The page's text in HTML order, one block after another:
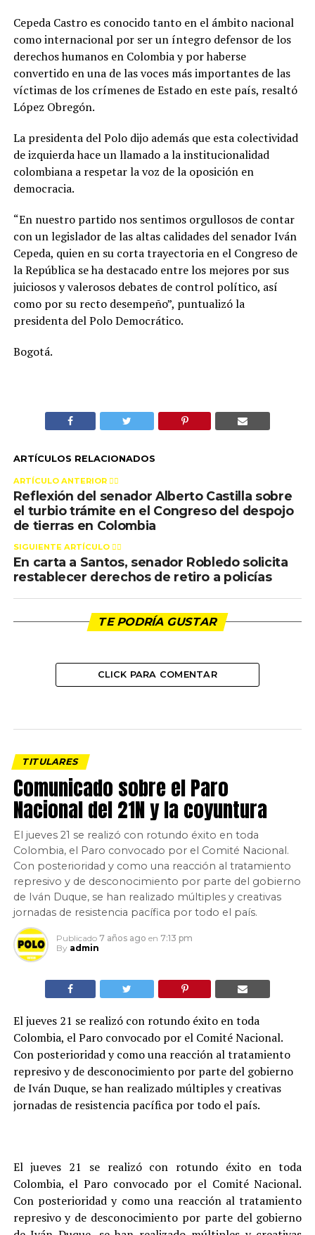
Cepeda Castro es conocido tanto en el ámbito nacional
como internacional por ser un íntegro defensor de los
derechos humanos en Colombia y por haberse
convertido en una de las voces más importantes de las
víctimas de los crímenes de Estado en este país, resaltó
López Obregón.
La presidenta del Polo dijo además que esta colectividad
de izquierda hace un llamado a la institucionalidad
colombiana a respetar la voz de la oposición en
democracia.
“En nuestro partido nos sentimos orgullosos de contar
con un legislador de las altas calidades del senador Iván
Cepeda, quien en su corta trayectoria en el Congreso de
la República se ha destacado entre los mejores por sus
juiciosos y valerosos debates de control político, así
como por su recto desempeño”, puntualizó la
presidenta del Polo Democrático.
Bogotá.
ARTÍCULOS RELACIONADOS
ARTÍCULO ANTERIOR 👉🏻
Reflexión del senador Alberto Castilla sobre
el turbio trámite en el Congreso del despojo
de tierras en Colombia
SIGUIENTE ARTÍCULO 👈🏻
En carta a Santos, senador Robledo solicita
restablecer derechos de retiro a policías
TE PODRÍA GUSTAR
CLICK PARA COMENTAR
TITULARES
Comunicado sobre el Paro
Nacional del 21N y la coyuntura
El jueves 21 se realizó con rotundo éxito en toda
Colombia, el Paro convocado por el Comité Nacional.
Con posterioridad y como una reacción al tratamiento
represivo y de desconocimiento por parte del gobierno
de Iván Duque, se han realizado múltiples y creativas
jornadas de resistencia pacífica por todo el país.
Publicado 7 años ago en 7:13 pm
By admin
El jueves 21 se realizó con rotundo éxito en toda
Colombia, el Paro convocado por el Comité Nacional.
Con posterioridad y como una reacción al tratamiento
represivo y de desconocimiento por parte del gobierno
de Iván Duque, se han realizado múltiples y creativas
jornadas de resistencia pacífica por todo el país.
El jueves 21 se realizó con rotundo éxito en toda
Colombia, el Paro convocado por el Comité Nacional.
Con posterioridad y como una reacción al tratamiento
represivo y de desconocimiento por parte del gobierno